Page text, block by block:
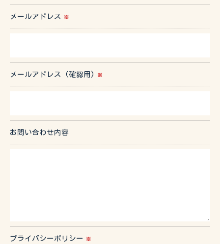
メールアドレス ※
メールアドレス (確認用) ※
お問い合わせ内容
プライバシーポリシー ※